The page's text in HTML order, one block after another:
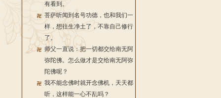
有看到。
菩萨听闻到名号功德，也和我们一
样，想往生净土了，不靠自己修行
了。
师父一直说：把一切都交给南无阿
弥陀佛。怎么做才是交给南无阿弥
陀佛呢？
我不能念佛时就开念佛机，天天都
听，这样能一心不乱吗？